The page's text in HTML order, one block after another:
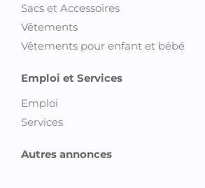
Sacs et Accessoires
Vêtements
Vêtements pour enfant et bébé
Emploi et Services
Emploi
Services
Autres annonces